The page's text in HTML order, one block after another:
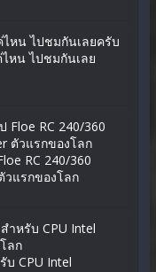
หน ไปชมกันเลย
RC 240/360
วแรกของโลก
บ CPU Intel